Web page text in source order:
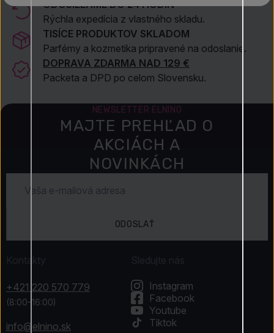
ODOSIELAME DO 24 HODÍN
Rýchla expedícia z vlastného skladu.
TISÍCE PRODUKTOV SKLADOM
Parfémy a kozmetika pripravené na odoslanie.
DOPRAVA ZDARMA NAD 129 €
Packeta a DPD po celom Slovensku.
NEWSLETTER ELNINO
MAJTE PREHĽAD O
AKCIÁCH A
NOVINKÁCH
ODOSLAŤ
Kontakty
+421 220 570 779
(8:00–16:00)
info@elnino.sk
Sledujte nás
Instagram
Facebook
Youtube
Tiktok